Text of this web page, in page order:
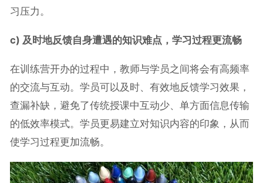
习压力。
c) 及时地反馈自身遭遇的知识难点，学习过程更流畅
在训练营开办的过程中，教师与学员之间将会有高频率
的交流与互动。学员可以及时、有效地反馈学习效果，
查漏补缺，避免了传统授课中互动少、单方面信息传输
的低效率模式。学员更易建立对知识内容的印象，从而
使学习过程更加流畅。